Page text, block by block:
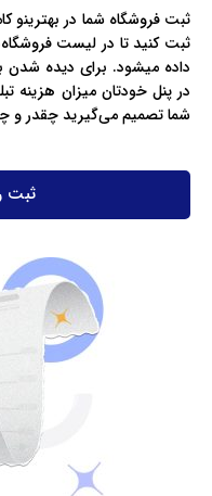
ثبت فروشگاه شما در بهترینو
ثبت کنید تا در لیست
داده میشود. برای دیده
در پنل خودتان میزان هزینه
شما تصمیم می‌گیرید چقدر و
ثبت